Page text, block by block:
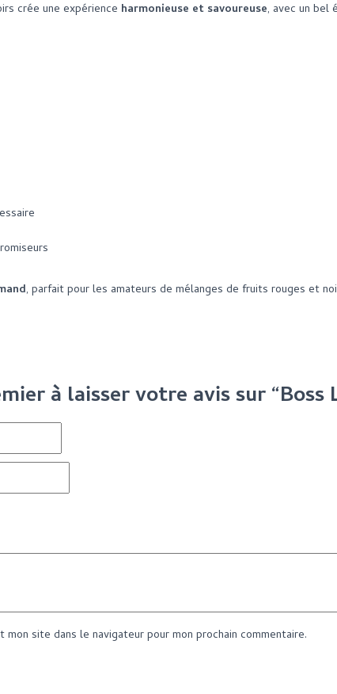
crée une expérience harmonieuse et savoureuse, avec un bel
, parfait pour les amateurs de mélanges de fruits rouges et
à laisser votre avis sur “Boss
site dans le navigateur pour mon prochain commentaire.